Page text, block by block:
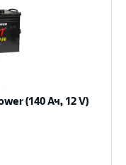
(140 Ач, 12 V)